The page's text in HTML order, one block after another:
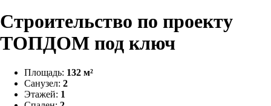
Строительство по проекту
ТОПДОМ под ключ
Площадь: 132 м²
Санузел: 2
Этажей: 1